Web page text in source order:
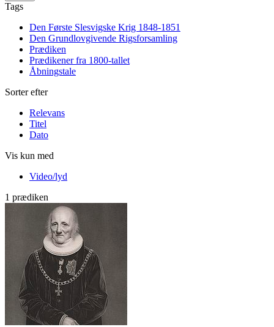
Tags
Den Første Slesvigske Krig 1848-1851
Den Grundlovgivende Rigsforsamling
Prædiken
Prædikener fra 1800-tallet
Åbningstale
Sorter efter
Relevans
Titel
Dato
Vis kun med
Video/lyd
1 prædiken